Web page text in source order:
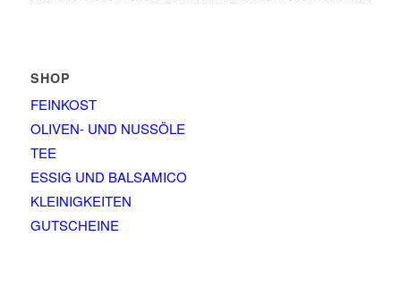
SHOP
FEINKOST
OLIVEN- UND NUSSÖLE
TEE
ESSIG UND BALSAMICO
KLEINIGKEITEN
GUTSCHEINE